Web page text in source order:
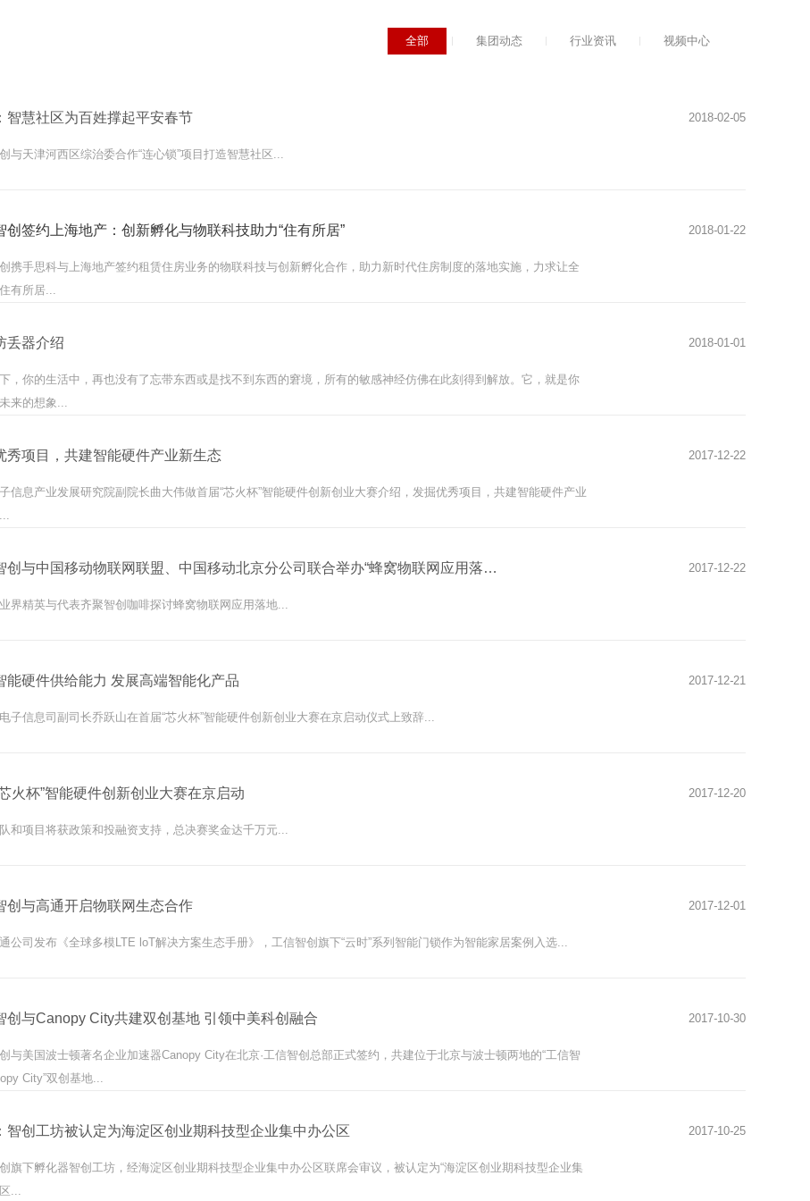
全部 集团动态 行业资讯 视频中心
智慧社区为百姓撑起平安春节 2018-02-05
与天津河西区综治委合作“连心锁”项目打造智慧社区...
创签约上海地产：创新孵化与物联科技助力“住有所居” 2018-01-22
携手思科与上海地产签约租赁住房业务的物联科技与创新孵化合作，助力新时代住房制度的落地实施，力求让全
有所居...
丢器介绍 2018-01-01
，你的生活中，再也没有了忘带东西或是找不到东西的窘境，所有的敏感神经仿佛在此刻得到解放。它，就是你
来的想象...
秀项目，共建智能硬件产业新生态 2017-12-22
信息产业发展研究院副院长曲大伟做首届“芯火杯”智能硬件创新创业大赛介绍，发掘优秀项目，共建智能硬件产业
工信智创与中国移动物联网联盟、中国移动北京分公司联合举办“蜂窝物联网应用落地探讨”主题沙龙 2017-12-22
界精英与代表齐聚智创咖啡探讨蜂窝物联网应用落地...
能硬件供给能力 发展高端智能化产品 2017-12-21
子信息司副司长乔跃山在首届“芯火杯”智能硬件创新创业大赛在京启动仪式上致辞...
火杯”智能硬件创新创业大赛在京启动 2017-12-20
和项目将获政策和投融资支持，总决赛奖金达千万元...
创与高通开启物联网生态合作 2017-12-01
公司发布《全球多模LTE loT解决方案生态手册》，工信智创旗下“云时”系列智能门锁作为智能家居案例入选...
创与Canopy City共建双创基地 引领中美科创融合 2017-10-30
与美国波士顿著名企业加速器Canopy City在北京·工信智创总部正式签约，共建位于北京与波士顿两地的“工信智
City”双创基地...
智创工坊被认定为海淀区创业期科技型企业集中办公区 2017-10-25
旗下孵化器智创工坊，经海淀区创业期科技型企业集中办公区联席会审议，被认定为“海淀区创业期科技型企业集
...